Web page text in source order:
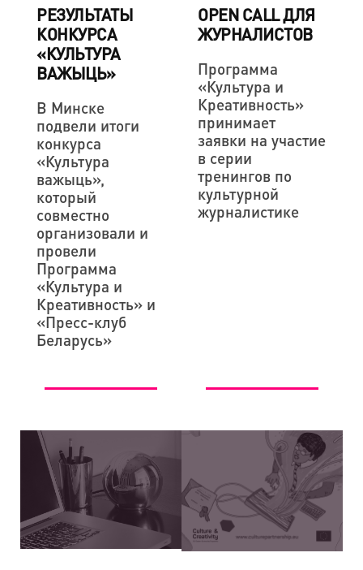
РЕЗУЛЬТАТЫ
КОНКУРСА
«КУЛЬТУРА
ВАЖЫЦЬ»
В Минске
подвели итоги
конкурса
«Культура
важыць»,
который
совместно
организовали и
провели
Программа
«Культура и
Креативность» и
«Пресс-клуб
Беларусь»
OPEN CALL ДЛЯ
ЖУРНАЛИСТОВ
Программа
«Культура и
Креативность»
принимает
заявки на участие
в серии
тренингов по
культурной
журналистике